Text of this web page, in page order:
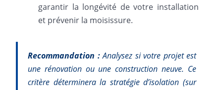
garantir la longévité de votre installation
et prévenir la moisissure.
Recommandation :Analysez si votre projet est
une rénovation ou une construction neuve. Ce
critère déterminera la stratégie d’isolation (sur